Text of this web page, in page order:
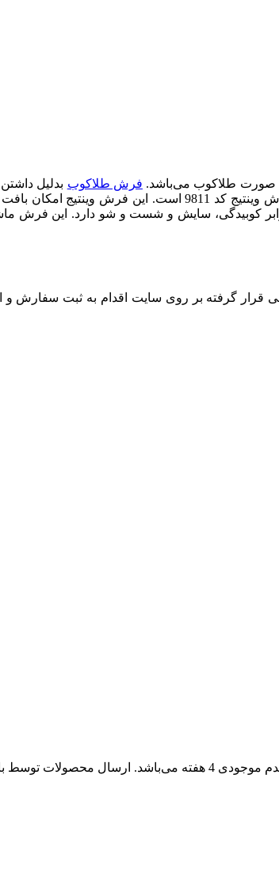
صورت طلاکوب می‌باشد. فرش طلاکوب بدلیل
قرار گرفته بر روی سایت اقدام به ثبت سفارش
زمان تحویل سفارشات در صورت موجود بودن سفارش در انبار شرکت 7 روز کاری و